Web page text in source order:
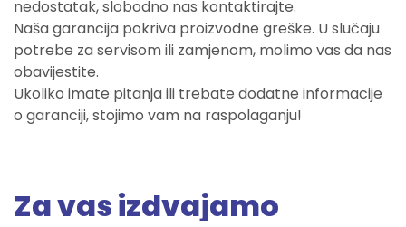
nedostatak, slobodno nas kontaktirajte.
Naša garancija pokriva proizvodne greške. U slučaju
potrebe za servisom ili zamjenom, molimo vas da nas
obavijestite.
Ukoliko imate pitanja ili trebate dodatne informacije
o garanciji, stojimo vam na raspolaganju!
Za vas izdvajamo